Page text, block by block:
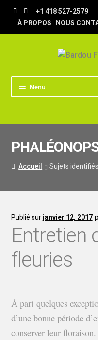
Aller
la
Aller
au
contenu
+1 418 527-2579
À PROPOS
NOUS
Menu
TRUCS &
LIVRAISON
Accueil Sujets
Publié sur janvier 12, 2017
Entretien
fleuries
À part quelques
d’une bonne période
conserver leur